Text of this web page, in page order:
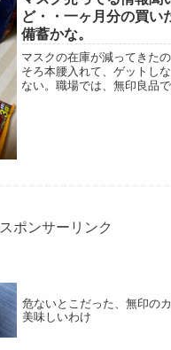
ど・・一ヶ月分の買い
備蓄かな。
マスクの在庫が減ってきた
そろ本腰入れて、ゲットし
ない。職場では、無印良品で
スポンサーリンク
危ないとこだった、無印の
美味しいわけ